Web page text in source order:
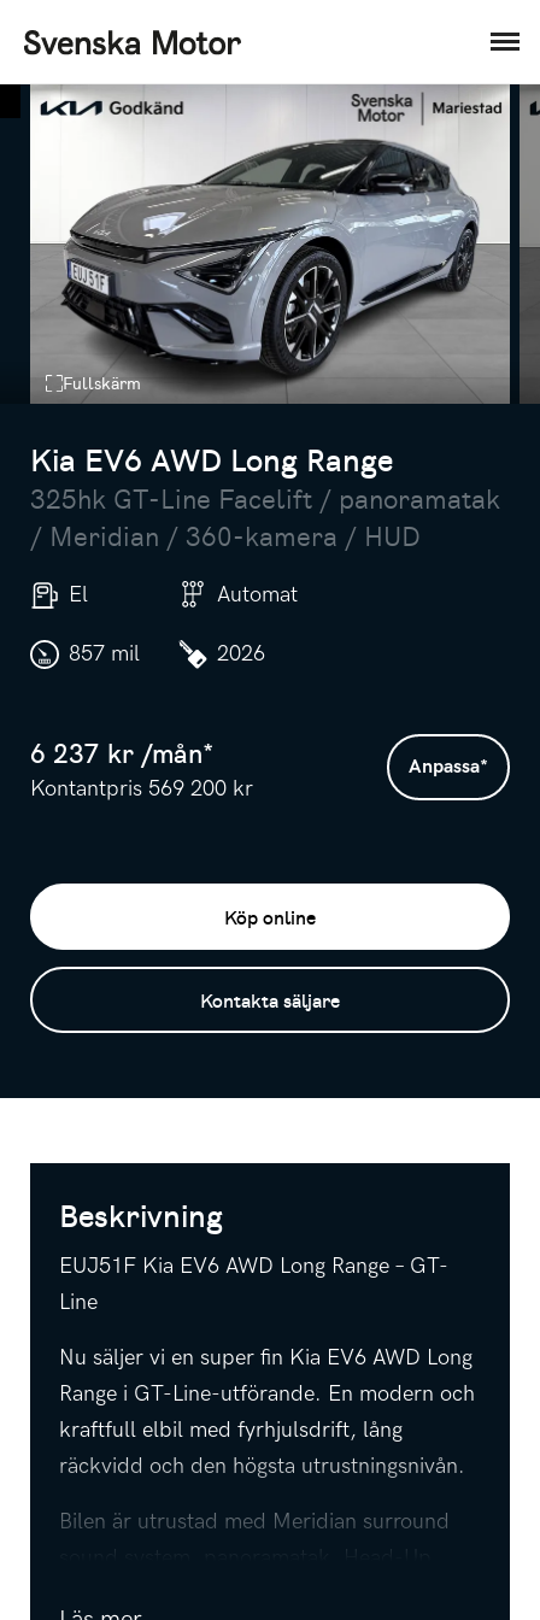
Fullskärm
Kia EV6 AWD Long Range
325hk GT-Line Facelift / panoramatak
/ Meridian / 360-kamera / HUD
El Automat
857 mil 2026
6 237 kr /mån*
Kontantpris 569 200 kr
Anpassa*
Köp online
Kontakta säljare
Beskrivning
EUJ51F Kia EV6 AWD Long Range – GT-
Line
Nu säljer vi en super fin Kia EV6 AWD Long
Range i GT-Line-utförande. En modern och
kraftfull elbil med fyrhjulsdrift, lång
räckvidd och den högsta utrustningsnivån.
Bilen är utrustad med Meridian surround
sound system, panoramatak, Head-Up